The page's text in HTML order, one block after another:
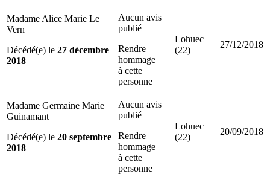
Madame Alice Marie Le
Vern
Décédé(e) le 27 décembre
2018
Aucun avis
publié
Rendre
hommage
à cette
personne
Lohuec
(22)
27/12/2018
Madame Germaine Marie
Guinamant
Décédé(e) le 20 septembre
2018
Aucun avis
publié
Rendre
hommage
à cette
personne
Lohuec
(22)
20/09/2018